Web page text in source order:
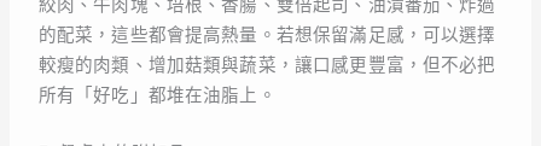
絞肉、牛肉塊、培根、香腸、雙倍起司、油漬番茄、炸過
的配菜，這些都會提高熱量。若想保留滿足感，可以選擇
較瘦的肉類、增加菇類與蔬菜，讓口感更豐富，但不必把
所有「好吃」都堆在油脂上。